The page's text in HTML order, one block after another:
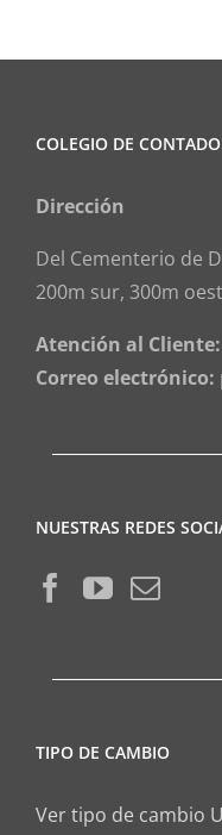
COLEGIO DE
Dirección
Del Cementerio de
200m sur, 300m
Atención al Cliente:
Correo electrónico:
NUESTRAS REDES
TIPO DE CAMBIO
Ver tipo de cambio